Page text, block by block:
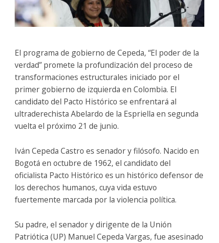
El programa de gobierno de Cepeda, “El poder de la
verdad” promete la profundización del proceso de
transformaciones estructurales iniciado por el
primer gobierno de izquierda en Colombia. El
candidato del Pacto Histórico se enfrentará al
ultraderechista Abelardo de la Espriella en segunda
vuelta el próximo 21 de junio.
Iván Cepeda Castro es senador y filósofo. Nacido en
Bogotá en octubre de 1962, el candidato del
oficialista Pacto Histórico es un histórico defensor de
los derechos humanos, cuya vida estuvo
fuertemente marcada por la violencia política.
Su padre, el senador y dirigente de la Unión
Patriótica (UP) Manuel Cepeda Vargas, fue asesinado